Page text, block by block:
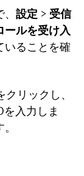
設定 > 受信
ールを受け入
いることを確
クリックし、
入力しま